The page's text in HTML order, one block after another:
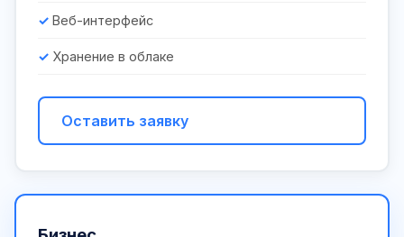
Веб-интерфейс
Хранение в облаке
Оставить заявку